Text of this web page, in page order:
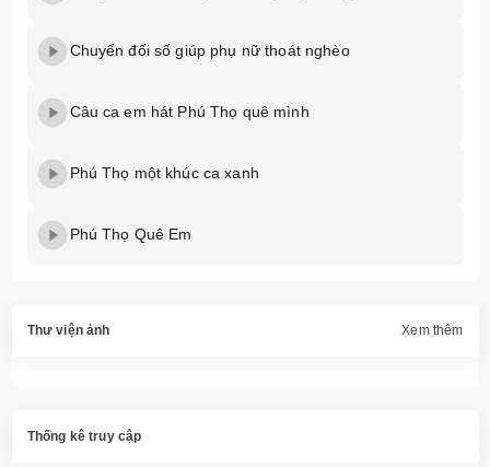
Chuyển đối số giúp phụ nữ thoát nghèo
Câu ca em hát Phú Thọ quê mình
Phú Thọ một khúc ca xanh
Phú Thọ Quê Em
Thư viện ảnh Xem thêm
Thống kê truy cập